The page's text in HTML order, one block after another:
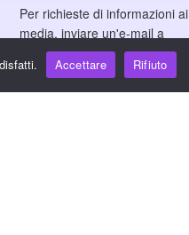
Per richieste di informazioni ai
media, inviare un'e-mail a
media@wooshpay.com.
Accettare Rifiuto